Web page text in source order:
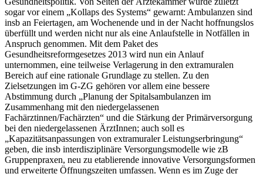
sogar vor einem „Kollaps des Systems“ gewarnt: Ambulanzen sind
insb an Feiertagen, am Wochenende und in der Nacht hoffnungslos
überfüllt und werden nicht nur als eine Anlaufstelle in Notfällen in
Anspruch genommen. Mit dem Paket des
Gesundheitsreformgesetzes 2013 wird nun ein Anlauf
unternommen, eine teilweise Verlagerung in den extramuralen
Bereich auf eine rationale Grundlage zu stellen. Zu den
Zielsetzungen im G-ZG gehören vor allem eine bessere
Abstimmung durch „Planung der Spitalsambulanzen im
Zusammenhang mit den niedergelassenen
Fachärztinnen/Fachärzten“ und die Stärkung der Primärversorgung
bei den niedergelassenen ÄrztInnen; auch soll es
„Kapazitätsanpassungen von extramuraler Leistungserbringung“
geben, die insb interdisziplinäre Versorgungsmodelle wie zB
Gruppenpraxen, neu zu etablierende innovative Versorgungsformen
und erweiterte Öffnungszeiten umfassen. Wenn es im Zuge der